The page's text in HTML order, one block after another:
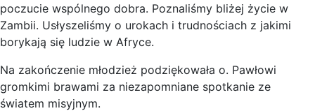
poczucie wspólnego dobra. Poznaliśmy bliżej życie w
Zambii. Usłyszeliśmy o urokach i trudnościach z jakimi
borykają się ludzie w Afryce.
Na zakończenie młodzież podziękowała o. Pawłowi
gromkimi brawami za niezapomniane spotkanie ze
światem misyjnym.